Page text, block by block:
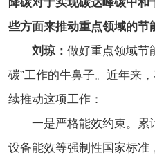
些方面来推动重点领域的节
刘琼： 做好重点领域节
碳”工作的牛鼻子。近年来
续推动这项工作：
一是严格能效约束。累
设备能效等强制性国家标准